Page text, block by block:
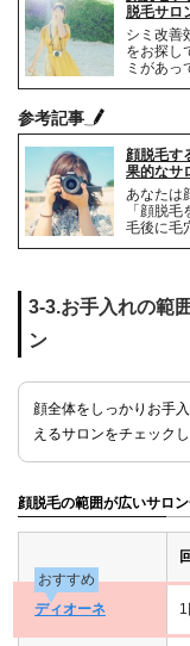
脱毛サロ
シミ改善
をお探し
ミがあっ
参考記事
顔脱毛す
果的なサ
あなたは
「顔脱
毛後に毛
3-3.お手入れの範
ン
顔全体をしっかりお手
えるサロンをチェックし
顔脱毛の範囲が広いサロ
おすすめ
ディオーネ